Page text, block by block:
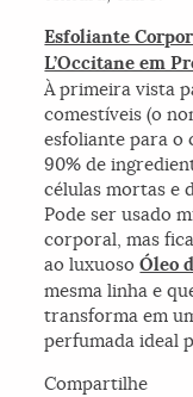
Esfoliante
L’Occitane em
À primeira vista
comestíveis (o
esfoliante para o
90% de
células mortas e
Pode ser usado
corporal, mas
ao luxuosoÓleo
mesma linha e
transforma em
perfumada ideal
Compartilhe